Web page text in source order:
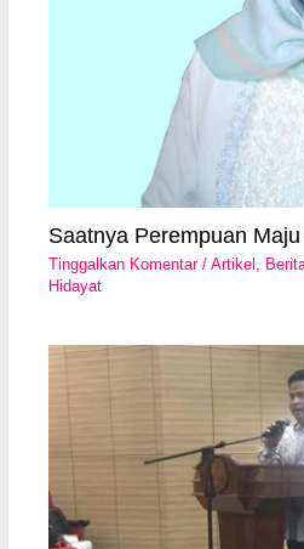
Saatnya Perempuan
Tinggalkan Komentar /Artikel ,
Hidayat